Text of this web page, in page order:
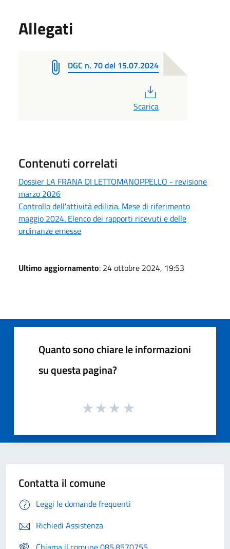
Allegati
DGC n. 70 del 15.07.2024
Scarica
Contenuti correlati
Dossier LA FRANA DI LETTOMANOPPELLO - revisione
marzo 2026
Controllo dell'attività edilizia. Mese di riferimento
maggio 2024. Elenco dei rapporti ricevuti e delle
ordinanze emesse
Ultimo aggiornamento: 24 ottobre 2024, 19:53
Quanto sono chiare le informazioni
su questa pagina?
Contatta il comune
Leggi le domande frequenti
Richiedi Assistenza